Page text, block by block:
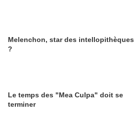
Melenchon, star des intellopithèques
?
Le temps des "Mea Culpa" doit se
terminer